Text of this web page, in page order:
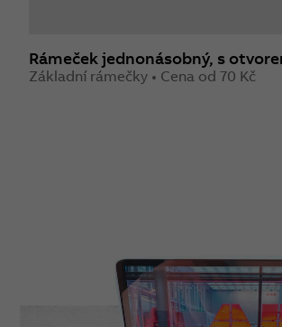
Rámeček jednonásobný, s
Základní rámečky • Cena od 70 Kč